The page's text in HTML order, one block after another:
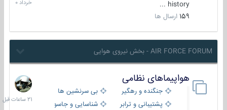
history ...
159 ارسال ها
AIR FORCE FORUM - بخش نیروی هوایی
هواپیماهای نظامی
جنگنده و رهگیر
بی سرنشین ها
پشتیبانی و ترابری
شناسایی و جاسوسی
21
ساعات
قبل